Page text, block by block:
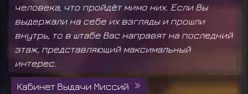
человека, что пройдёт мимо них. Если Вы
выдержали на себе их взгляды и прошли
внутрь, то в штабе Вас направят на последний
этаж, представляющий максимальный
интерес.
Кабинет Выдачи Миссий